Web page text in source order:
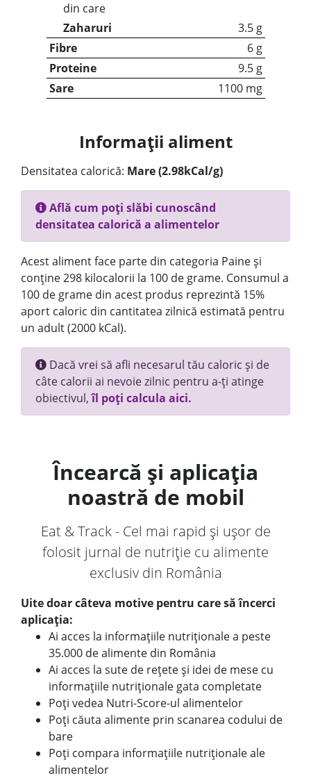
din care
Zaharuri
3.5 g
Fibre
6 g
Proteine
9.5 g
Sare
1100 mg
Informații aliment
Densitatea calorică: Mare (2.98kCal/g)
Află cum poți slăbi cunoscând
densitatea calorică a alimentelor
Acest aliment face parte din categoria Paine și
conține 298 kilocalorii la 100 de grame. Consumul a
100 de grame din acest produs reprezintă 15%
aport caloric din cantitatea zilnică estimată pentru
un adult (2000 kCal).
Dacă vrei să afli necesarul tău caloric și de
câte calorii ai nevoie zilnic pentru a-ți atinge
obiectivul,îl poți calcula aici.
Încearcă și aplicația
noastră de mobil
Eat & Track - Cel mai rapid și ușor de
folosit jurnal de nutriție cu alimente
exclusiv din România
Uite doar câteva motive pentru care să încerci
aplicația:
Ai acces la informațiile nutriționale a peste
35.000 de alimente din România
Ai acces la sute de rețete și idei de mese cu
informațiile nutriționale gata completate
Poți vedea Nutri-Score-ul alimentelor
Poți căuta alimente prin scanarea codului de
bare
Poți compara informațiile nutriționale ale
alimentelor